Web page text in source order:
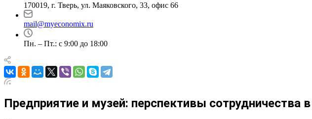
170019, г. Тверь, ул. Маяковского, 33, офис 66
mail@myeconomix.ru
Пн. – Пт.: с 9:00 до 18:00
Предприятие и музей: перспективы сотрудничества